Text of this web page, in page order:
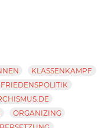
KLASSENKAMPF
FRIEDENSPOLITIK
ORGANIZING